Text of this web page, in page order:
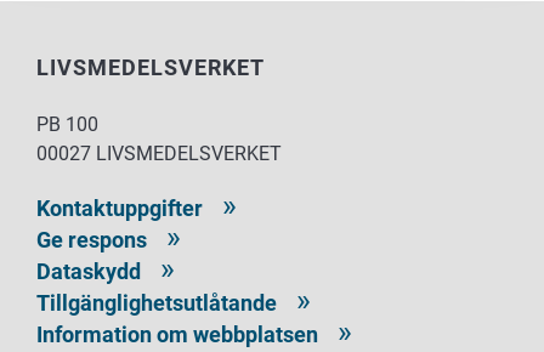
LIVSMEDELSVERKET
PB 100
00027 LIVSMEDELSVERKET
Kontaktuppgifter
Ge respons
Dataskydd
Tillgänglighetsutlåtande
Information om webbplatsen